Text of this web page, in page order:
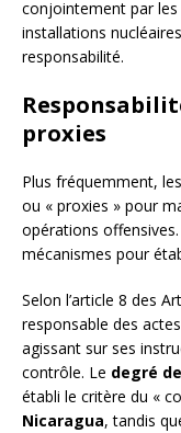
conjointement par les
installations
responsabilité.
proxies
Plus fréquemment, les
ou « proxies » pour
opérations
mécanismes pour
Selon l’article 8 des
responsable des
agissant sur ses
contrôle. Le degré
établi le critère du «
Nicaragua, tandis